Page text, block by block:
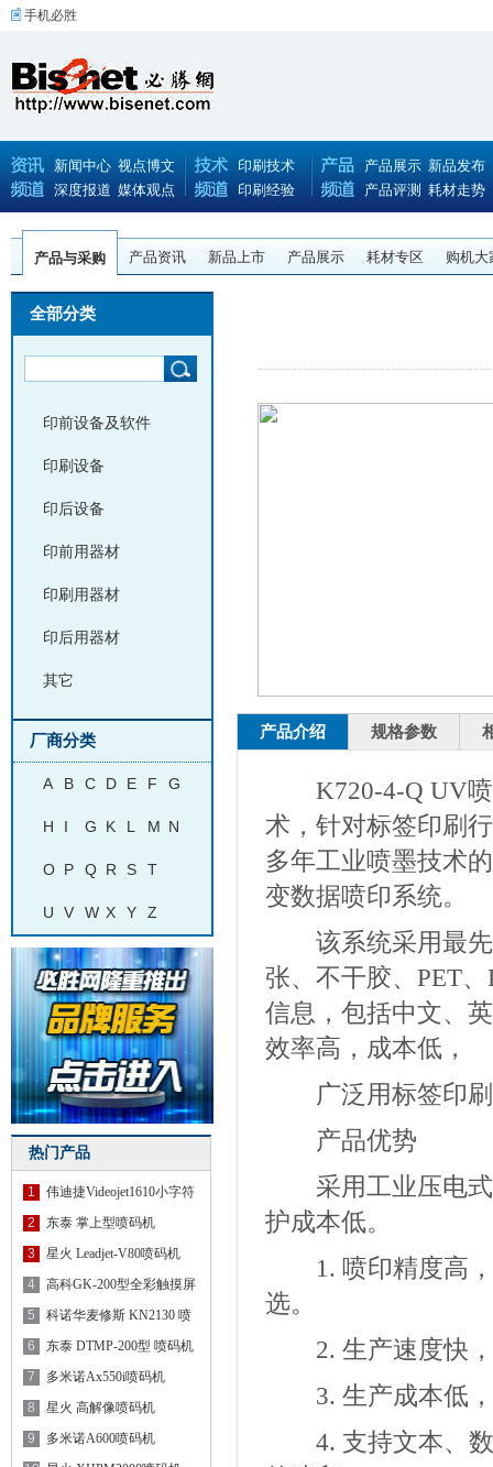
手机必胜
新闻中心 视点博文
深度报道 媒体观点
印刷技术
印刷经验
产品展示 新品发布
产品评测 耗材走势
产品与采购 产品资讯 新品上市 产品展示 耗材专区 购机大
全部分类
印前设备及软件
印刷设备
印后设备
印前用器材
印刷用器材
印后用器材
其它
厂商分类
A B C D E F G
H I G K L M N
O P Q R S T
U V W X Y Z
热门产品
1
伟迪捷Videojet1610小字符
喷
2
东泰 掌上型喷码机
3
星火 Leadjet-V80喷码机
4
高科GK-200型全彩触摸屏
喷码
5
科诺华麦修斯 KN2130 喷
码机
6
东泰 DTMP-200型 喷码机
7
多米诺Ax550i喷码机
8
星火 高解像喷码机
9
多米诺A600喷码机
产品介绍 规格参数
K720-4-Q UV喷
术，针对标签印刷
多年工业喷墨技术
变数据喷印系统。
该系统采用最先
张、不干胶、PET
信息，包括中文、
效率高，成本低，
广泛用标签印刷
产品优势
采用工业压电式
护成本低。
1. 喷印精度高，
选。
2. 生产速度快，
3. 生产成本低，
4. 支持文本、数